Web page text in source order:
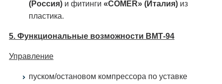
(Россия) и фитинги «COMER» (Италия) из
пластика.
5. Функциональные возможности ВМТ-94
Управление
пуском/остановом компрессора по уставке